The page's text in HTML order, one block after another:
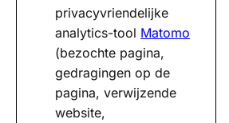
privacyvriendelijke
analytics-tool Matomo
(bezochte pagina,
gedragingen op de
pagina, verwijzende
website,